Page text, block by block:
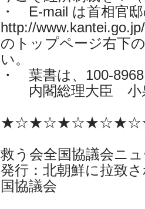
・ E-mail は首相官
http://www.kantei.go.jp/
のトップページ右下
い。
・ 葉書は、100-
内閣総理大臣 小
救う会全国協議会ニ
発行：北朝鮮に拉致
国協議会